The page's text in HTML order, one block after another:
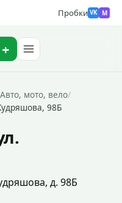
Пробки VK M
Найти
Авто, мото, вело/
98Б
д. 98Б